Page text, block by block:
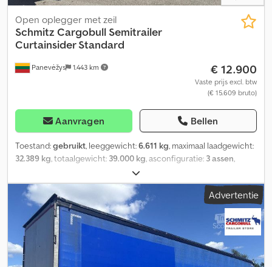
Panevėžys 1.443 km
Open oplegger met zeil
Schmitz Cargobull Semitrailer
Curtainsider Standard
€ 12.900
Vaste prijs excl. btw
(€ 15.609 bruto)
Aanvragen Bellen
Toestand:gebruikt, leeggewicht:6.611 kg, maximaal laadgewicht:
32.389 kg, totaalgewicht: 39.000 kg, asconfiguratie: 3 assen,
, laadruimte lengte:
laadruimtebreedte:2.480 mm, laadruimtehoogte:2.780 mm,
laadruimte inhoud:
, ophanging:
, bandenmaten:
385/65 R22,5, wielbasis:7.700 mm, Bouwjaar: , Uitrusting:ABS,
Leeggewicht: 6611 kg, Toegestane totale massa: 39000 kg, DIN EN
12642 (XL-code) certificaat, Laadruimte (L B H): 13.620 mm x 2.480
mm x 2.780 mm, Bandenmaat: 385/65 R22.5, Laadvolume: 93 m³, 1e
as: , 2e as: , 3e as: , Luchtvering, Onderbouwbescherming,
Advertentie